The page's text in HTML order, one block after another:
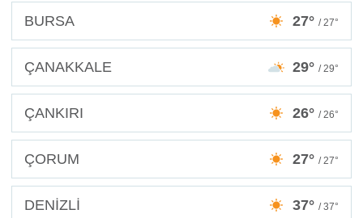
BURSA 27° / 27°
ÇANAKKALE 29° / 29°
ÇANKIRI 26° / 26°
ÇORUM 27° / 27°
DENİZLİ 37° / 37°